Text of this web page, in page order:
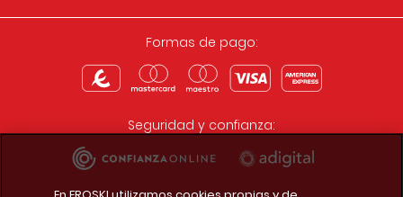
Formas de pago:
Seguridad y confianza: